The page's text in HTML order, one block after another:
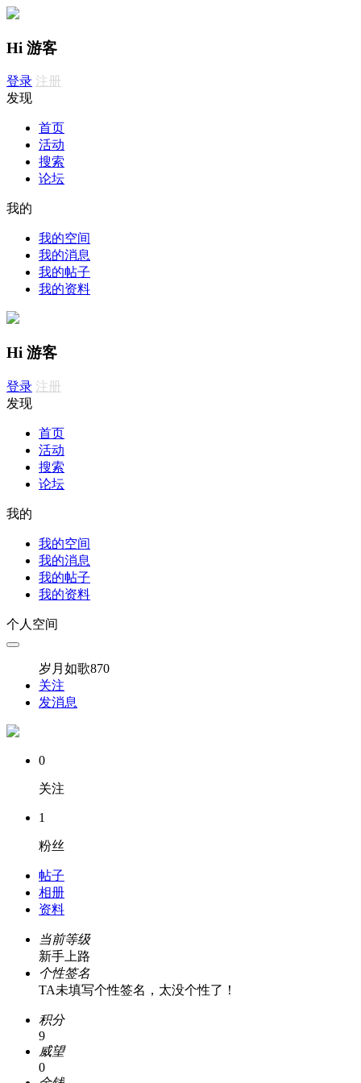
Hi 游客
登录 注册
发现
首页
活动
搜索
论坛
我的
我的空间
我的消息
我的帖子
我的资料
Hi 游客
登录 注册
发现
首页
活动
搜索
论坛
我的
我的空间
我的消息
我的帖子
我的资料
个人空间
岁月如歌870
关注
发消息
0
关注
1
粉丝
帖子
相册
资料
当前等级
新手上路
个性签名
TA未填写个性签名，太没个性了！
积分
9
威望
0